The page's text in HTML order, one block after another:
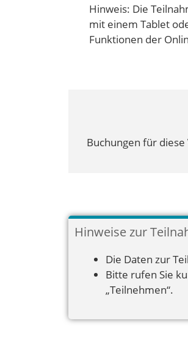
Hinweis: Die
mit einem Tablet
Funktionen der
Buchungen für
Hinweise zur
Die Daten zur
Bitte rufen Sie
„Teilnehmen“.